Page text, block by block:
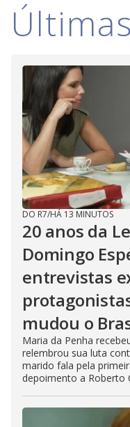
Últimas
DO R7/HÁ 13 MINUTOS
20 anos da
Domingo
entrevistas
mudou o
Maria da Penha
relembrou sua luta
marido fala pela
depoimento a Roberto